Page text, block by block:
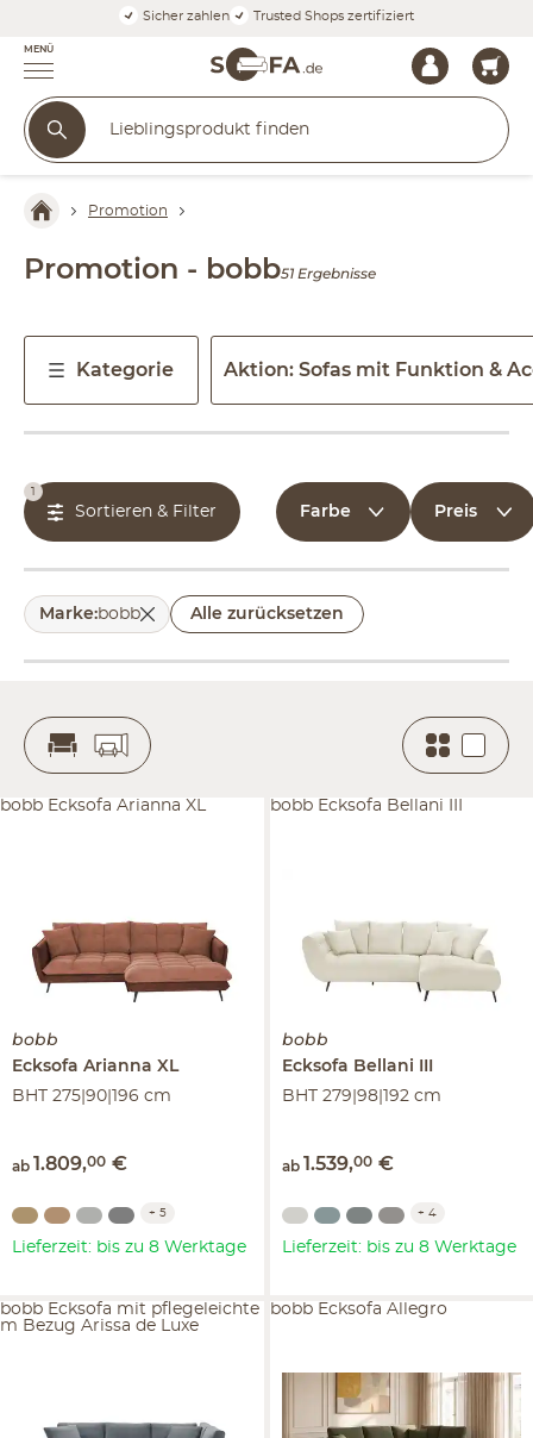
Sicher zahlen Trusted Shops zertifiziert
MENÜ
Promotion
Promotion - bobb51 Ergebnisse
Kategorie Aktion: Sofas mit Funktion &
1
Sortieren & Filter Farbe Preis
Marke:bobb Alle zurücksetzen
bobb
Ecksofa Arianna XL
BHT 275|90|196 cm
ab 1.809,00 €
bobb Ecksofa Arianna XL
+ 5
Lieferzeit: bis zu 8 Werktage
bobb
Ecksofa Bellani III
BHT 279|98|192 cm
ab 1.539,00 €
bobb Ecksofa Bellani III
+ 4
Lieferzeit: bis zu 8 Werktage
bobb Ecksofa mit pflegeleichte
m Bezug Arissa de Luxe
bobb Ecksofa Allegro